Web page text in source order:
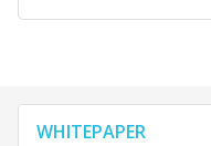
WHITEPAPER